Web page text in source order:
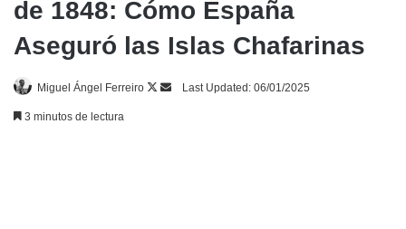
de 1848: Cómo España
Aseguró las Islas Chafarinas
Miguel Ángel Ferreiro
Follow
SendLast Updated: 06/01/2025
3 minutos de lectura